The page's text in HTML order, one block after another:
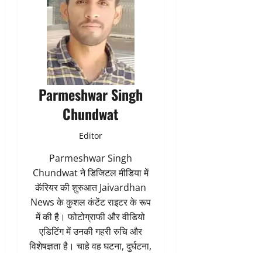
Parmeshwar Singh
Chundwat
Editor
Parmeshwar Singh
Chundwat ने डिजिटल मीडिया में
कॅरियर की शुरुआत Jaivardhan
News के कुशल कंटेंट राइटर के रूप
में की है। फोटोग्राफी और वीडियो
एडिटिंग में उनकी गहरी रुचि और
विशेषज्ञता है। चाहे वह घटना, दुर्घटना,